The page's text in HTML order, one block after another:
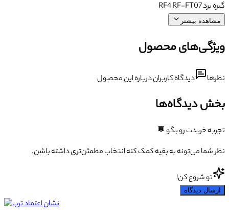
گیره برد RF4 RF-FT07
مشاهده بیشتر
ویژگی‌های محصول
نظرها دیدگاه کاربران درباره این محصول
بخش دیدگاه‌ها
تجربه خریدت رو بگو 💬
نظر شما می‌تونه به بقیه کمک کنه انتخاب مطمئن‌تری داشته باشن.
تو شروع کن!
ارسال دیدگاه